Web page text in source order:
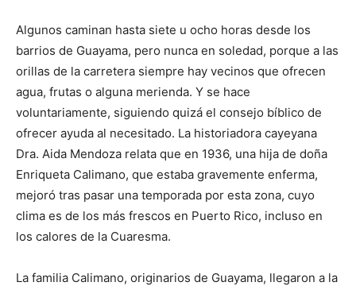
Algunos caminan hasta siete u ocho horas desde los
barrios de Guayama, pero nunca en soledad, porque a las
orillas de la carretera siempre hay vecinos que ofrecen
agua, frutas o alguna merienda. Y se hace
voluntariamente, siguiendo quizá el consejo bíblico de
ofrecer ayuda al necesitado. La historiadora cayeyana
Dra. Aida Mendoza relata que en 1936, una hija de doña
Enriqueta Calimano, que estaba gravemente enferma,
mejoró tras pasar una temporada por esta zona, cuyo
clima es de los más frescos en Puerto Rico, incluso en
los calores de la Cuaresma.
La familia Calimano, originarios de Guayama, llegaron a la